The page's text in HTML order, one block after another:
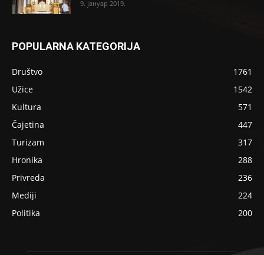
9. јануар 2019.
POPULARNA KATEGORIJA
Društvo
1761
Užice
1542
Kultura
571
Čajetina
447
Turizam
317
Hronika
288
Privreda
236
Mediji
224
Politika
200